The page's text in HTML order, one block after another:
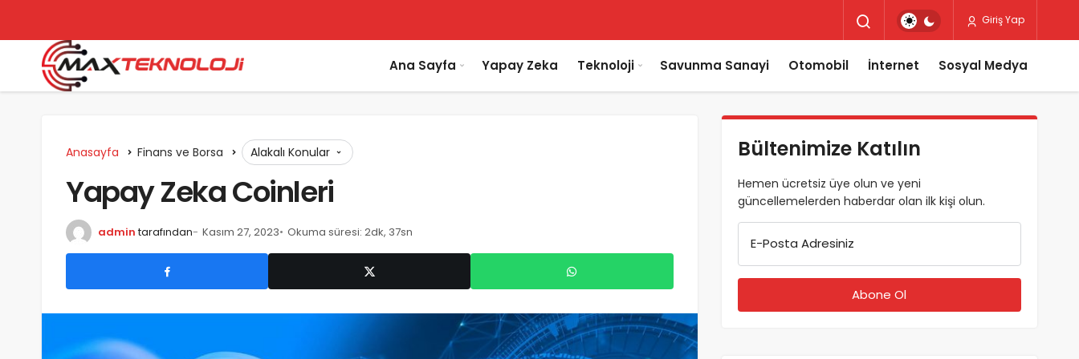
Giriş Yap
Ana Sayfa Yapay Zeka Teknoloji Savunma Sanayi Otomobil İnternet Sosyal Medya
Anasayfa Finans ve Borsa Alakalı Konular
Yapay Zeka Coinleri
admin tarafından Kasım 27, 2023 Okuma süresi: 2dk, 37sn
Bültenimize Katılın
Hemen ücretsiz üye olun ve yeni
güncellemelerden haberdar olan ilk kişi olun.
E-Posta Adresiniz